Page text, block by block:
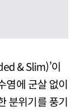
& Slim)’이
염에 군살 없이
분위기를 풍기